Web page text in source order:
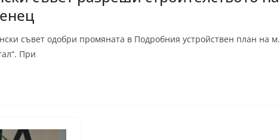
съвет одобри промяната в Подробния устройствен план на м.
При